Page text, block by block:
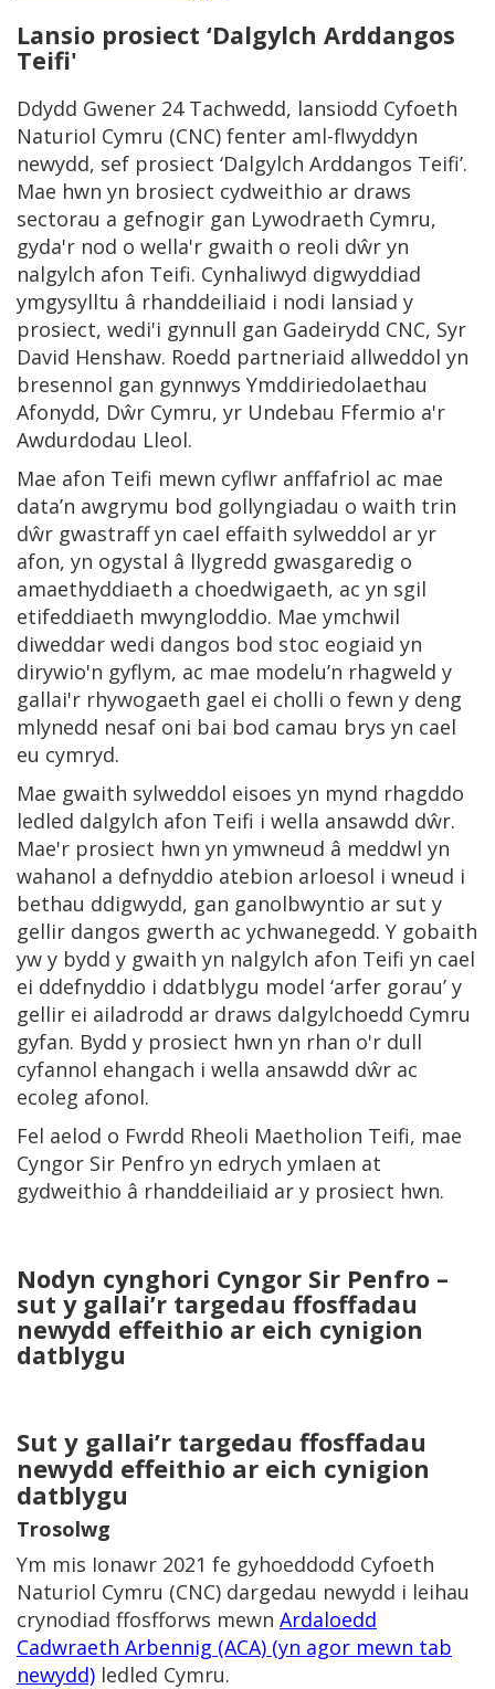
Lansio prosiect ‘Dalgylch Arddangos
Teifi'
Ddydd Gwener 24 Tachwedd, lansiodd Cyfoeth
Naturiol Cymru (CNC) fenter aml-flwyddyn
newydd, sef prosiect ‘Dalgylch Arddangos Teifi’.
Mae hwn yn brosiect cydweithio ar draws
sectorau a gefnogir gan Lywodraeth Cymru,
gyda'r nod o wella'r gwaith o reoli dŵr yn
nalgylch afon Teifi. Cynhaliwyd digwyddiad
ymgysylltu â rhanddeiliaid i nodi lansiad y
prosiect, wedi'i gynnull gan Gadeirydd CNC, Syr
David Henshaw. Roedd partneriaid allweddol yn
bresennol gan gynnwys Ymddiriedolaethau
Afonydd, Dŵr Cymru, yr Undebau Ffermio a'r
Awdurdodau Lleol.
Mae afon Teifi mewn cyflwr anffafriol ac mae
data’n awgrymu bod gollyngiadau o waith trin
dŵr gwastraff yn cael effaith sylweddol ar yr
afon, yn ogystal â llygredd gwasgaredig o
amaethyddiaeth a choedwigaeth, ac yn sgil
etifeddiaeth mwyngloddio. Mae ymchwil
diweddar wedi dangos bod stoc eogiaid yn
dirywio'n gyflym, ac mae modelu’n rhagweld y
gallai'r rhywogaeth gael ei cholli o fewn y deng
mlynedd nesaf oni bai bod camau brys yn cael
eu cymryd.
Mae gwaith sylweddol eisoes yn mynd rhagddo
ledled dalgylch afon Teifi i wella ansawdd dŵr.
Mae'r prosiect hwn yn ymwneud â meddwl yn
wahanol a defnyddio atebion arloesol i wneud i
bethau ddigwydd, gan ganolbwyntio ar sut y
gellir dangos gwerth ac ychwanegedd. Y gobaith
yw y bydd y gwaith yn nalgylch afon Teifi yn cael
ei ddefnyddio i ddatblygu model ‘arfer gorau’ y
gellir ei ailadrodd ar draws dalgylchoedd Cymru
gyfan. Bydd y prosiect hwn yn rhan o'r dull
cyfannol ehangach i wella ansawdd dŵr ac
ecoleg afonol.
Fel aelod o Fwrdd Rheoli Maetholion Teifi, mae
Cyngor Sir Penfro yn edrych ymlaen at
gydweithio â rhanddeiliaid ar y prosiect hwn.
Nodyn cynghori Cyngor Sir Penfro –
sut y gallai’r targedau ffosffadau
newydd effeithio ar eich cynigion
datblygu
Sut y gallai’r targedau ffosffadau
newydd effeithio ar eich cynigion
datblygu
Trosolwg
Ym mis Ionawr 2021 fe gyhoeddodd Cyfoeth
Naturiol Cymru (CNC) dargedau newydd i leihau
crynodiad ffosfforws mewn Ardaloedd
Cadwraeth Arbennig (ACA) (yn agor mewn tab
newydd) ledled Cymru.